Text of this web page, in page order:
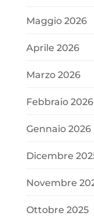
Maggio 2026
Aprile 2026
Marzo 2026
Febbraio 2026
Gennaio 2026
Dicembre
Novembre
Ottobre 2025